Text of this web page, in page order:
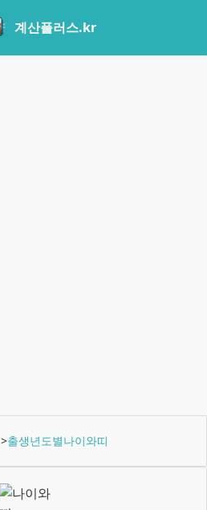
계산플러스.kr
>출생년도별나이와띠